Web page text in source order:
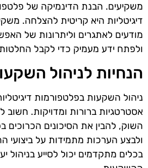
משקיעים. הבנת הדינמיקה של
דיגיטליות היא קריטית להצלחה.
מודעים לאתגרים וליתרונות של
ולפתח ידע מעמיק כדי לקבל
הנחיות לניהול
ניהול השקעות בפלטפורמות
אסטרטגיות ברורות ומדויקות. חשוב
השוק, להבין את הסיכונים הכרוכים
ולבצע הערכות מתמידות על ביצועי
בכלים מתקדמים יכול לסייע בניהול